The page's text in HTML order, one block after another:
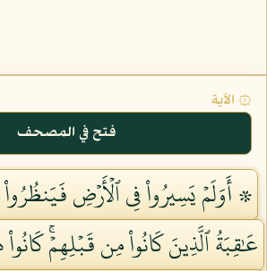
۞ الآية
فتح في المصحف
۞ أَوَلَمۡ يَسِيرُواْ فِي ٱلۡأَرۡضِ
عَٰقِبَةُ ٱلَّذِينَ كَانُواْ مِن قَبۡلِهِمۡۚ